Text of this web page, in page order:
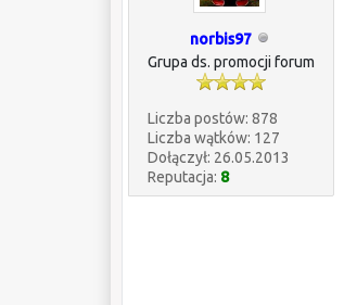
norbis97
Grupa ds. promocji forum
Liczba postów: 878
Liczba wątków: 127
Dołączył: 26.05.2013
Reputacja: 8